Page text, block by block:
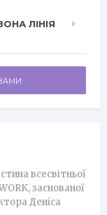
ЛІНІЯ
всесвітньої
заснованої
Деніса